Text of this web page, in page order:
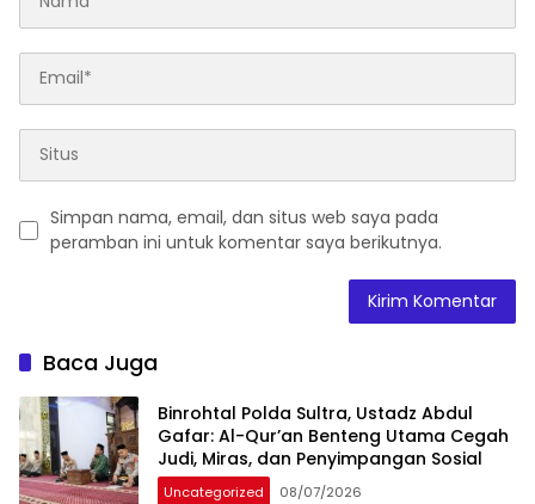
Simpan nama, email, dan situs web saya pada
peramban ini untuk komentar saya berikutnya.
Baca Juga
Binrohtal Polda Sultra, Ustadz Abdul
Gafar: Al-Qur’an Benteng Utama Cegah
Judi, Miras, dan Penyimpangan Sosial
Uncategorized 08/07/2026